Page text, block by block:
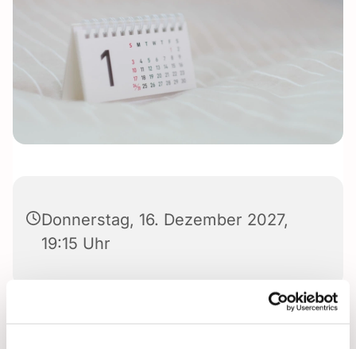
Donnerstag, 16. Dezember 2027,
19:15 Uhr